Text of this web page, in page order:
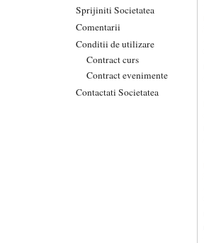
Sprijiniti Societatea
Comentarii
Conditii de utilizare
Contract curs
Contract evenimente
Contactati Societatea